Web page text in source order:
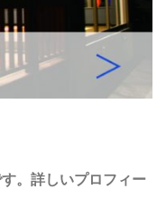
。詳しいプロフィー